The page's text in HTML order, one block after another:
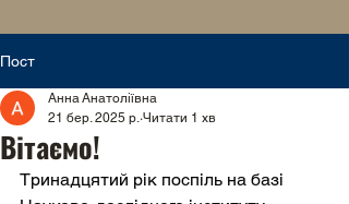
Пост
Вітаємо!
Анна Анатоліївна
21 бер. 2025 р. Читати 1 хв
Тринадцятий рік поспіль на базі